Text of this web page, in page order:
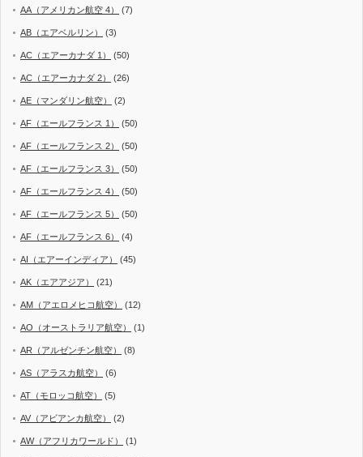
AA（アメリカン航空 4） (7)
AB（エアベルリン） (3)
AC（エアーカナダ 1） (50)
AC（エアーカナダ 2） (26)
AE（マンダリン航空） (2)
AF（エールフランス 1） (50)
AF（エールフランス 2） (50)
AF（エールフランス 3） (50)
AF（エールフランス 4） (50)
AF（エールフランス 5） (50)
AF（エールフランス 6） (4)
AI（エアーインディア） (45)
AK（エアアジア） (21)
AM（アエロメヒコ航空） (12)
AO（オーストラリア航空） (1)
AR（アルゼンチン航空） (8)
AS（アラスカ航空） (6)
AT（モロッコ航空） (5)
AV（アビアンカ航空） (2)
AW（アフリカワールド） (1)